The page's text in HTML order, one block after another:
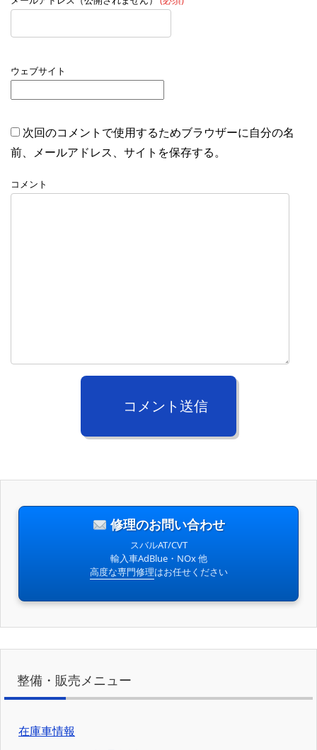
ウェブサイト
次回のコメントで使用するためブラウザーに自分の名
前、メールアドレス、サイトを保存する。
コメント
コメント送信
修理のお問い合わせ
スバルAT/CVT
輸入車AdBlue・NOx 他
高度な専門修理はお任せください
整備・販売メニュー
在庫車情報